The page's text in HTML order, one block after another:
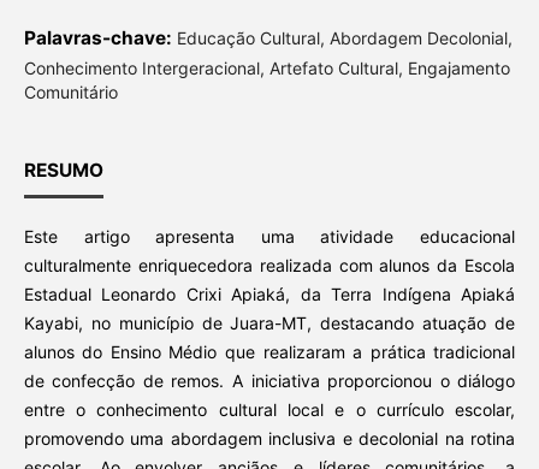
Palavras-chave: Educação Cultural, Abordagem Decolonial,
Conhecimento Intergeracional, Artefato Cultural, Engajamento
Comunitário
RESUMO
Este artigo apresenta uma atividade educacional
culturalmente enriquecedora realizada com alunos da Escola
Estadual Leonardo Crixi Apiaká, da Terra Indígena Apiaká
Kayabi, no município de Juara-MT, destacando atuação de
alunos do Ensino Médio que realizaram a prática tradicional
de confecção de remos. A iniciativa proporcionou o diálogo
entre o conhecimento cultural local e o currículo escolar,
promovendo uma abordagem inclusiva e decolonial na rotina